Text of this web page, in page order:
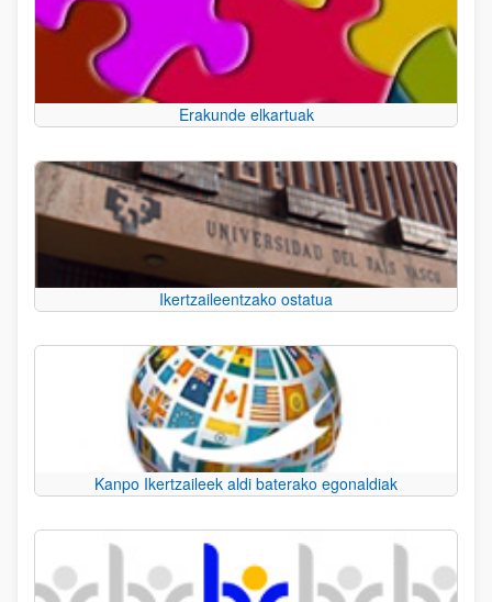
Erakunde elkartuak
Ikertzaileentzako ostatua
Kanpo Ikertzaileek aldi baterako egonaldiak